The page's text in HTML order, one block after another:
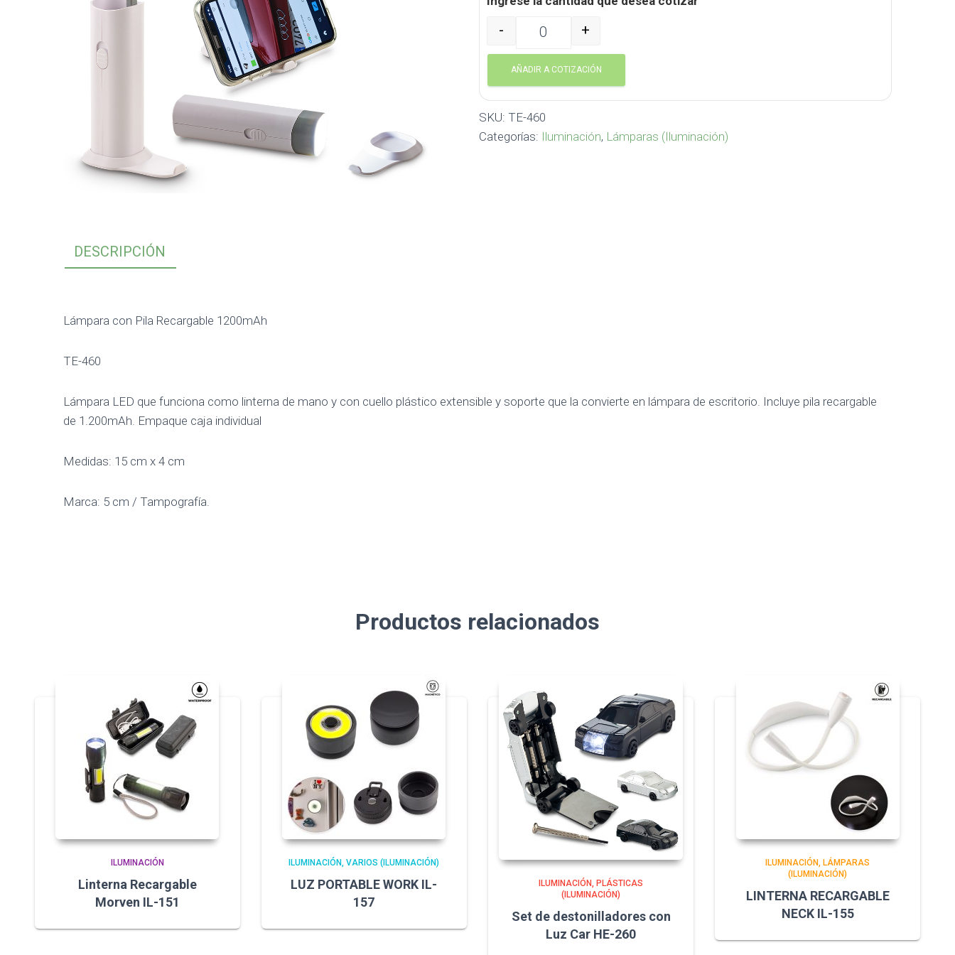
Lámpara con Pila Recargable 1200mAh TE-460 cantidad
- +
AÑADIR A COTIZACIÓN
SKU: TE-460
Categorías: Iluminación, Lámparas (Iluminación)
DESCRIPCIÓN
Lámpara con Pila Recargable 1200mAh
TE-460
Lámpara LED que funciona como linterna de mano y con cuello plástico extensible y soporte que la convierte en lámpara de escritorio. Incluye pila recargable
de 1.200mAh. Empaque caja individual
Medidas: 15 cm x 4 cm
Marca: 5 cm / Tampografía.
Productos relacionados
ILUMINACIÓN
Linterna Recargable
Morven IL-151
ILUMINACIÓN VARIOS (ILUMINACIÓN)
LUZ PORTABLE WORK IL-
157
ILUMINACIÓN PLÁSTICAS
(ILUMINACIÓN)
Set de destonilladores con
Luz Car HE-260
ILUMINACIÓN LÁMPARAS
(ILUMINACIÓN)
LINTERNA RECARGABLE
NECK IL-155